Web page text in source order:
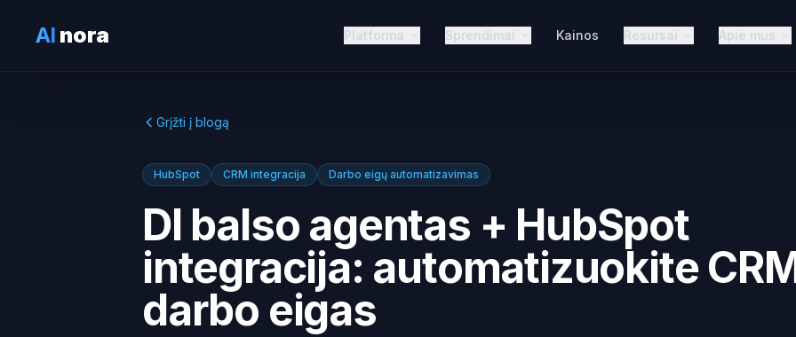
AI nora Platforma Sprendimai Kainos Resursai Apie mus
Grįžti į blogą
HubSpot CRM integracija Darbo eigų automatizavimas
DI balso agentas + HubSpot
integracija: automatizuokite
darbo eigas